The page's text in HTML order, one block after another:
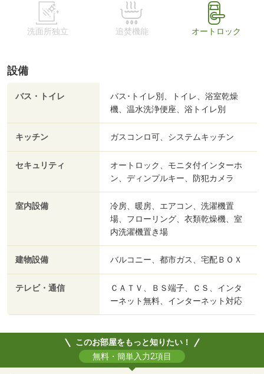
洗面所独立 追焚機能 オートロック
設備
バス・トイレ
バス･トイレ別、トイレ、浴室乾燥
機、温水洗浄便座、浴トイレ別
キッチン ガスコンロ可、システムキッチン
セキュリティ
オートロック、モニタ付インターホ
ン、ディンプルキー、防犯カメラ
室内設備
冷房、暖房、エアコン、洗濯機置
場、フローリング、衣類乾燥機、室
内洗濯機置き場
建物設備 バルコニー、都市ガス、宅配ＢＯＸ
テレビ・通信
ＣＡＴＶ、ＢＳ端子、ＣＳ、インタ
ーネット無料、インターネット対応
このお部屋をもっと知りたい！
無料・簡単入力2項目